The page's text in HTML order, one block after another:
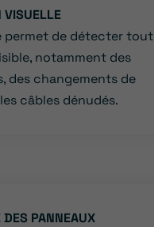
VISUELLE
permet de détecter tout
notamment des
des changements de
câbles dénudés.
DES PANNEAUX